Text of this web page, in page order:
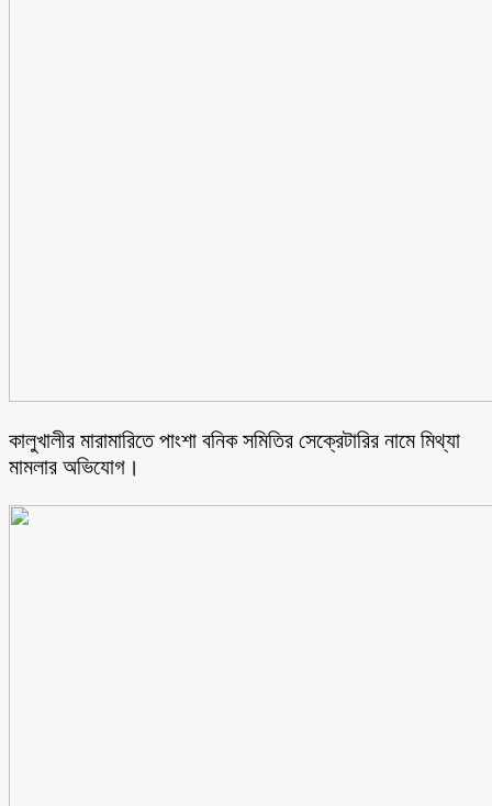
কালুখালীর মারামারিতে পাংশা বনিক সমিতির সেক্রেটারির নামে মিথ্যা
মামলার অভিযোগ।